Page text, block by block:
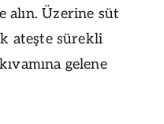
alın. Üzerine süt
ateşte sürekli
gelene